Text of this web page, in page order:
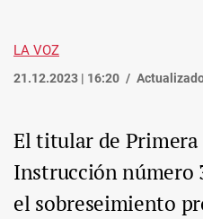
LA VOZ
21.12.2023 | 16:20
El titular de
Instrucción número
el sobreseimiento